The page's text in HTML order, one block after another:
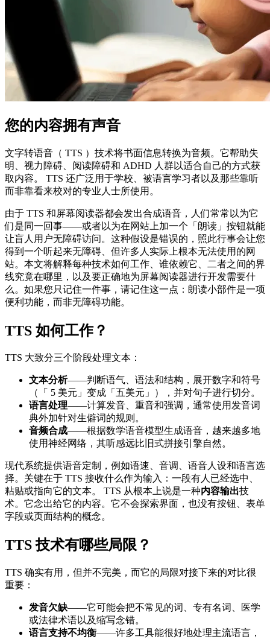
您的内容拥有声音
文字转语音（ TTS ）技术将书面信息转换为音频。它帮助失
明、视力障碍、阅读障碍和 ADHD 人群以适合自己的方式获
取内容。 TTS 还广泛用于学校、被语言学习者以及那些靠听
而非靠看来校对的专业人士所使用。
由于 TTS 和屏幕阅读器都会发出合成语音，人们常常以为它
们是同一回事——或者以为在网站上加一个「朗读」按钮就能
让盲人用户无障碍访问。这种假设是错误的，照此行事会让您
得到一个听起来无障碍、但许多人实际上根本无法使用的网
站。本文将解释每种技术如何工作、谁依赖它、二者之间的界
线究竟在哪里，以及要正确地为屏幕阅读器进行开发需要什
么。如果您只记住一件事，请记住这一点：朗读小部件是一项
便利功能，而非无障碍功能。
TTS 如何工作？
TTS 大致分三个阶段处理文本：
文本分析——判断语气、语法和结构，展开数字和符号
（「 5 美元」变成「五美元」），并对句子进行切分。
语言处理——计算发音、重音和强调，通常使用发音词
典外加针对生僻词的规则。
音频合成——根据数学语音模型生成语音，越来越多地
使用神经网络，其听感远比旧式拼接引擎自然。
现代系统提供语音定制，例如语速、音调、语音人设和语言选
择。关键在于 TTS 接收什么作为输入：一段有人已经选中、
粘贴或指向它的文本。 TTS 从根本上说是一种内容输出技
术。它念出给它的内容。它不会探索界面，也没有按钮、表单
字段或页面结构的概念。
TTS 技术有哪些局限？
TTS 确实有用，但并不完美，而它的局限对接下来的对比很
重要：
发音欠缺——它可能会把不常见的词、专有名词、医学
或法律术语以及缩写念错。
语言支持不均衡——许多工具能很好地处理主流语言，